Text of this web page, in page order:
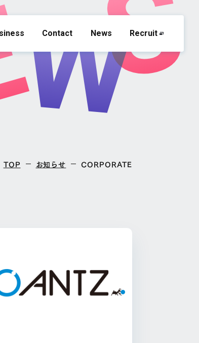
Contact News Recruit
TOP お知らせ CORPORATE